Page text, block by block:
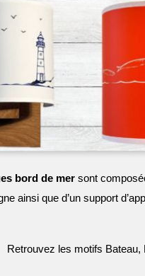
bord de mersont
ainsi que d’un support
Retrouvez les motifs